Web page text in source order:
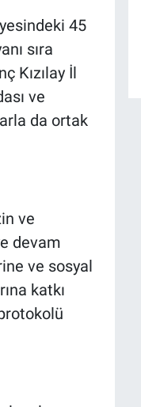
45
sıra
Kızılay İl
ve
da ortak
ve
devam
ve sosyal
katkı